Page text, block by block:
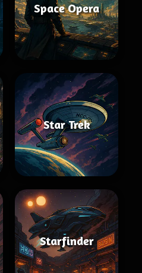
Space Opera
Star Trek
Starfinder